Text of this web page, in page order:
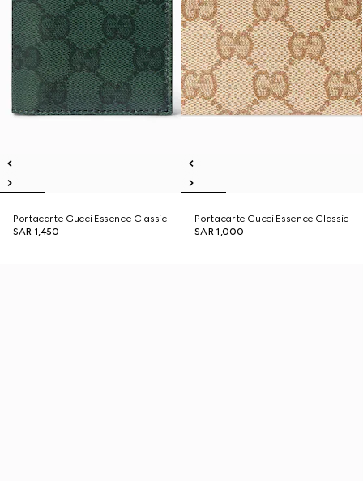
Portacarte Gucci Essence Classic
SAR 1,450
Portacarte Gucci Essence Classic
SAR 1,000